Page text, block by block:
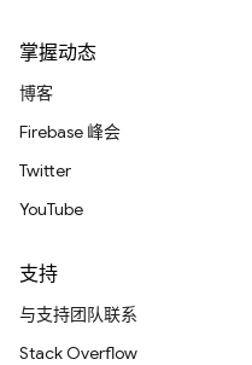
掌握动态
博客
Firebase 峰会
Twitter
YouTube
支持
与支持团队联系
Stack Overflow